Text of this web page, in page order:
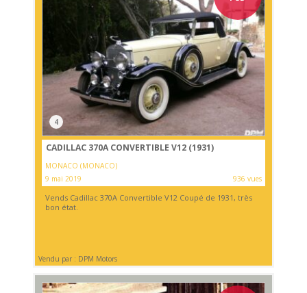
4
CADILLAC 370A CONVERTIBLE V12 (1931)
MONACO (MONACO)
9 mai 2019
936 vues
Vends Cadillac 370A Convertible V12 Coupé de 1931, très
bon état.
Vendu par : DPM Motors